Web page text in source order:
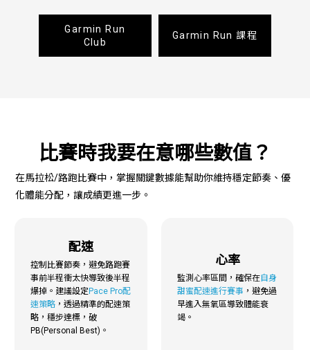
Garmin Run
Club
Garmin Run 課程
比賽時我要在意哪些數值？
在馬拉松/路跑比賽中，掌握關鍵數據能幫助你維持穩定節奏、優
化體能分配，讓成績更進一步。
配速
控制比賽節奏，避免路跑賽
事前半程衝太快導致後半程
爆掉。建議設定 Pace Pro配
速策略 ，透過精準的配速策
略，穩步達標，破
PB(Personal Best)。
心率
監測心率區間，確保在自身
甜蜜配速進行賽事 ，避免過
早進入無氧區導致體能衰
竭。